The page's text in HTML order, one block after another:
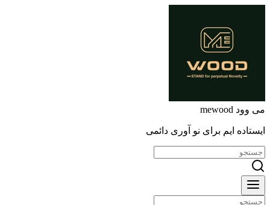
می وود mewood
ایستاده ایم برای نو آوری دائمی